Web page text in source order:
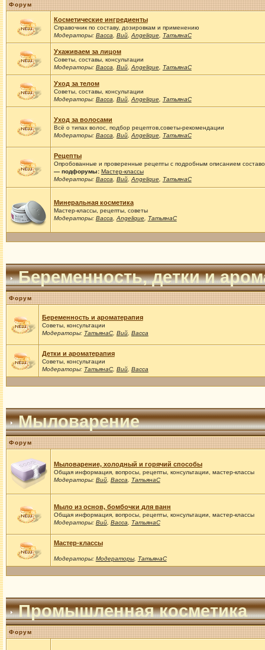
Форум
Косметические ингредиенты
Справочник по составу, дозировкам и применению
Модераторы: Васса Вий, Angelique, ТатьянаС
Ухаживаем за лицом
Советы, составы, консультации
Модераторы: Васса Вий, Angelique, ТатьянаС
Уход за телом
Советы, составы, консультации
Модераторы: Васса Вий, Angelique, ТатьянаС
Уход за волосами
Всё о типах волос, подбор рецептов,советы-рекомендации
Модераторы: Васса Вий, Angelique, ТатьянаС
Рецепты
Опробованные и проверенные рецепты с подробным описанием
— подфорумы: Мастер-классы
Модераторы: Васса Вий, Angelique, ТатьянаС
Минеральная косметика
Мастер-классы, рецепты, советы
Модераторы: Васса Angelique, ТатьянаС
Беременность, детки и
Форум
Беременность и ароматерапия
Советы, консультации
Модераторы: ТатьянаС, Вий, Васса
Детки и ароматерапия
Советы, консультации
Модераторы: ТатьянаС, Вий, Васса
Мыловарение
Форум
Мыловарение, холодный и горячий способы
Общая информация, вопросы, рецепты, консультации, мастер-классы
Модераторы: Вий, Васса ТатьянаС
Мыло из основ, бомбочки для ванн
Общая информация, вопросы, рецепты, консультации, мастер-классы
Модераторы: Вий, Васса ТатьянаС
Мастер-классы
Модераторы: Модераторы, ТатьянаС
Промышленная косметика
Форум